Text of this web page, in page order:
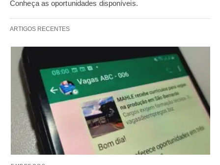
Conheça as oportunidades disponíveis.
ARTIGOS RECENTES